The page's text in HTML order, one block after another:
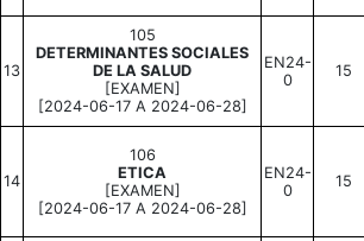
13
105
DETERMINANTES SOCIALES
DE LA SALUD
[EXAMEN]
[2024-06-17 A 2024-06-28]
EN24-
0
15
14
106
ETICA
[EXAMEN]
[2024-06-17 A 2024-06-28]
EN24-
0
15